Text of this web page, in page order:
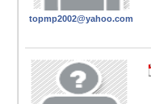
topmp2002@yahoo.com